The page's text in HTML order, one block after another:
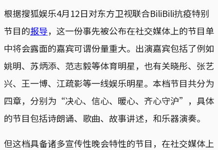
根据搜狐娱乐4月12日对东方卫视联合BiliBili抗疫特别
节目的报导，这一份事先被公布在社交媒体上的节目单
中将会露面的嘉宾可谓份量重大。出演嘉宾包括了例如
姚明、苏炳添、范志毅等体育明星，也有关晓彤、张艺
兴、王一博、江疏影等一线娱乐明星。本档节目共分为
四章，分别为“决心、信心、暖心、齐心守沪”，具体
的节目包括诗朗诵、歌曲、故事讲述，和乐器演奏。
但这档具备诸多宣传性晚会特性的节目，在社交媒体上